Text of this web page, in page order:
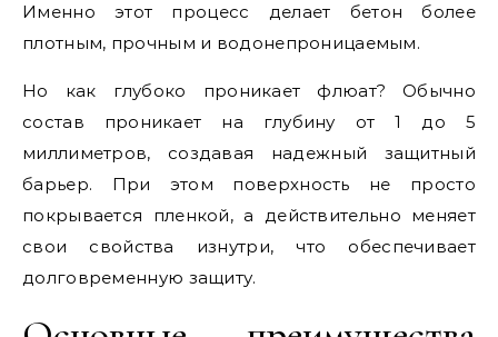
Именно этот процесс делает бетон более
плотным, прочным и водонепроницаемым.
Но как глубоко проникает флюат? Обычно
состав проникает на глубину от 1 до 5
миллиметров, создавая надежный защитный
барьер. При этом поверхность не просто
покрывается пленкой, а действительно меняет
свои свойства изнутри, что обеспечивает
долговременную защиту.